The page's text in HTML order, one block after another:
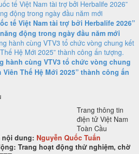
tế Việt Nam tài trợ bởi Herbalife 2026”
động trong ngày đầu năm mới
hành cùng VTV3 tổ chức vòng chung
Thế Hệ Mới 2025” thành công ấn
Trang thông tin
điện tử Việt Nam
Toàn Cầu
nội dung: Nguyễn Quốc Tuấn
Trang hoạt động thử nghiệm, chờ